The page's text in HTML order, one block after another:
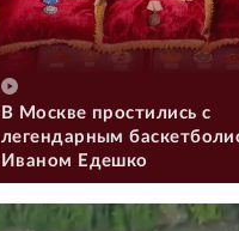
В Москве простились с
легендарным
Иваном Едешко